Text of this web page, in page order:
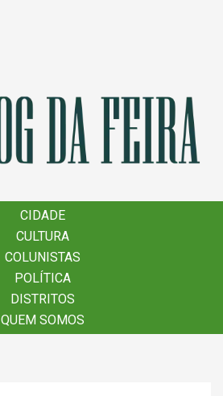
CIDADE
CULTURA
COLUNISTAS
POLÍTICA
DISTRITOS
QUEM SOMOS
CIDADE
CULTURA
COLUNISTAS
POLÍTICA
DISTRITOS
QUEM SOMOS